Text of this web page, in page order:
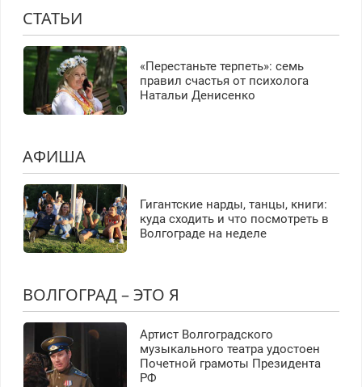
СТАТЬИ
«Перестаньте терпеть»: семь
правил счастья от психолога
Натальи Денисенко
АФИША
Гигантские нарды, танцы, книги:
куда сходить и что посмотреть в
Волгограде на неделе
ВОЛГОГРАД – ЭТО Я
Артист Волгоградского
музыкального театра удостоен
Почетной грамоты Президента
РФ